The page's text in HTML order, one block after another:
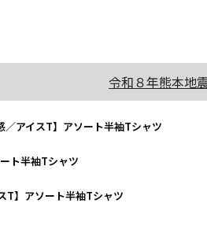
令和８年熊本地
／アイスT】アソート半袖Tシャツ
ト半袖Tシャツ
T】アソート半袖Tシャツ